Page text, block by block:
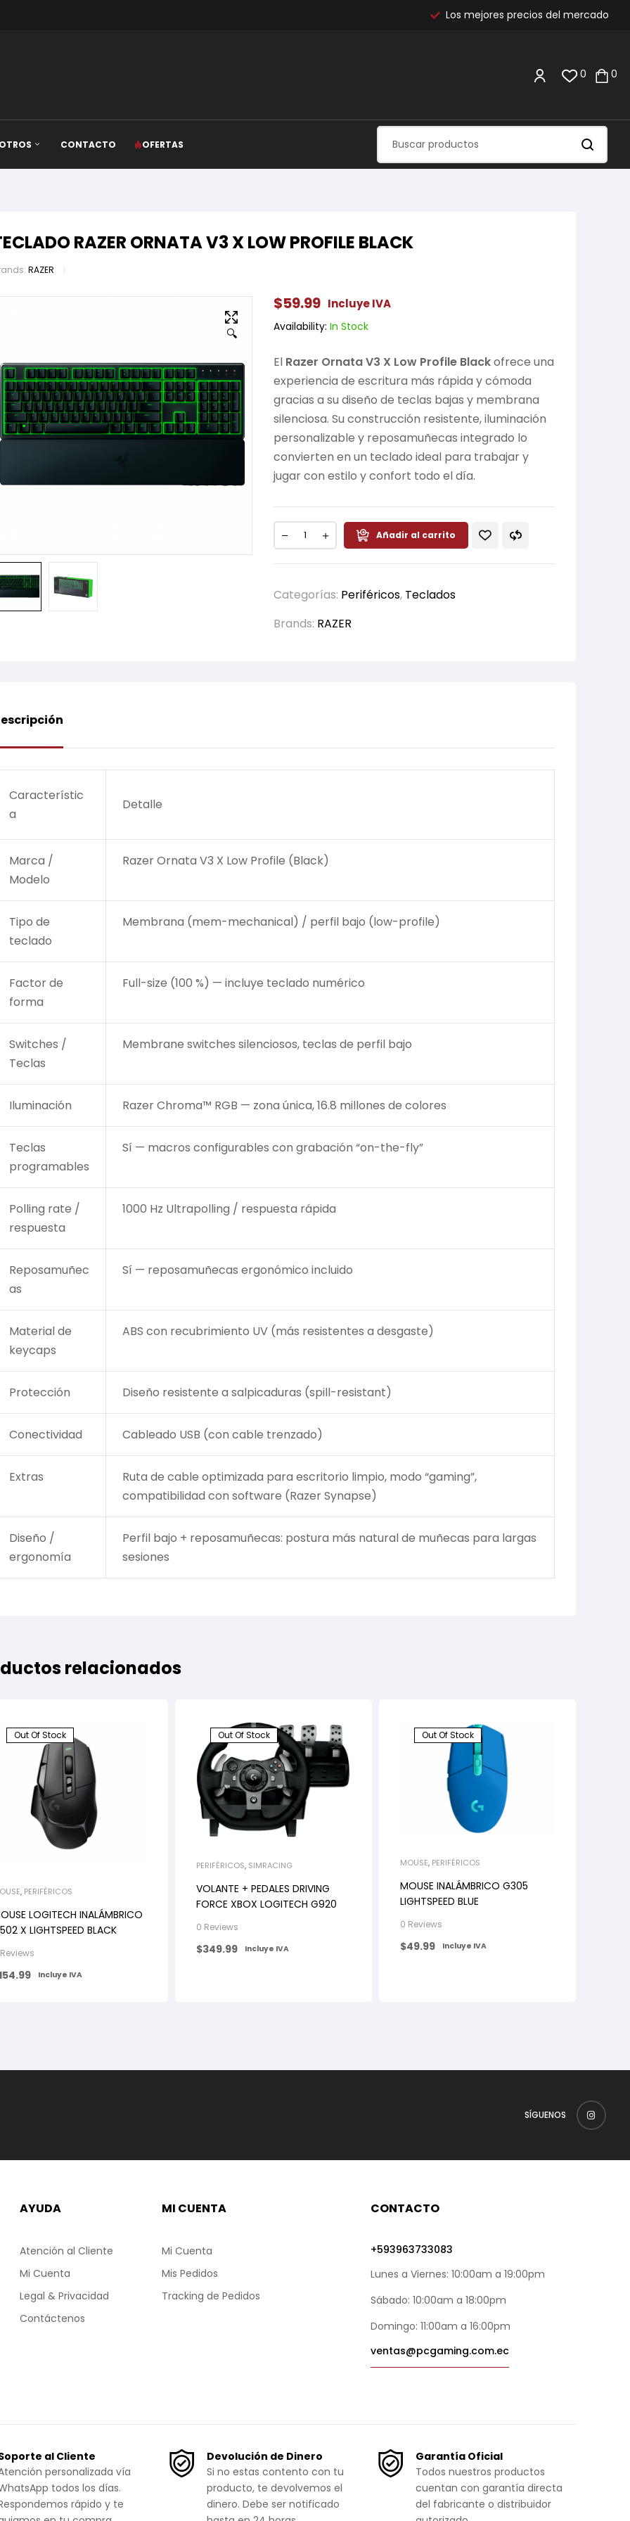
Los mejores precios del mercado
0 0
CONTACTO OFERTAS
RAZER ORNATA V3 X LOW PROFILE BLACK
RAZER
🔍
$59.99 Incluye IVA
Availability: In Stock
El Razer Ornata V3 X Low Profile Blackofrece una
experiencia de escritura más rápida y cómoda
gracias a su diseño de teclas bajas y membrana
silenciosa. Su construcción resistente, iluminación
personalizable y reposamuñecas integrado lo
convierten en un teclado ideal para trabajar y
jugar con estilo y confort todo el día.
Añadir al carrito
Categorías: Periféricos, Teclados
Brands: RAZER
Característic
a
Detalle
Marca /
Modelo
Razer Ornata V3 X Low Profile (Black)
Tipo de
teclado
Membrana (mem-mechanical) / perfil bajo (low-profile)
Factor de
forma
Full-size (100 %) — incluye teclado numérico
Switches /
Teclas
Membrane switches silenciosos, teclas de perfil bajo
Iluminación Razer Chroma™ RGB — zona única, 16.8 millones de colores
Teclas
programables
Sí — macros configurables con grabación “on-the-fly”
Polling rate /
respuesta
1000 Hz Ultrapolling / respuesta rápida
Reposamuñec
as
Sí — reposamuñecas ergonómico incluido
Material de
keycaps
ABS con recubrimiento UV (más resistentes a desgaste)
Protección Diseño resistente a salpicaduras (spill-resistant)
Conectividad Cableado USB (con cable trenzado)
Extras
Ruta de cable optimizada para escritorio limpio, modo “gaming”,
compatibilidad con software (Razer Synapse)
Diseño /
ergonomía
Perfil bajo + reposamuñecas: postura más natural de muñecas para largas
sesiones
relacionados
Out Of Stock
, PERIFÉRICOS
LOGITECH INALÁMBRICO
X LIGHTSPEED BLACK
Incluye IVA
Out Of Stock
PERIFÉRICOS, SIMRACING
VOLANTE + PEDALES DRIVING
FORCE XBOX LOGITECH G920
0 Reviews
$349.99 Incluye IVA
Out Of Stock
MOUSE, PERIFÉRICOS
MOUSE INALÁMBRICO G305
LIGHTSPEED BLUE
0 Reviews
$49.99 Incluye IVA
SÍGUENOS
AYUDA
Atención al Cliente
Mi Cuenta
Legal & Privacidad
Contáctenos
MI CUENTA
Mi Cuenta
Mis Pedidos
Tracking de Pedidos
CONTACTO
+593963733083
Lunes a Viernes: 10:00am a 19:00pm
Sábado: 10:00am a 18:00pm
Domingo: 11:00am a 16:00pm
ventas@pcgaming.com.ec
al Cliente
personalizada vía
todos los días.
rápido y te
Devolución de Dinero
Si no estas contento con tu
producto, te devolvemos el
dinero. Debe ser notificado
Garantía Oficial
Todos nuestros productos
cuentan con garantía directa
del fabricante o distribuidor